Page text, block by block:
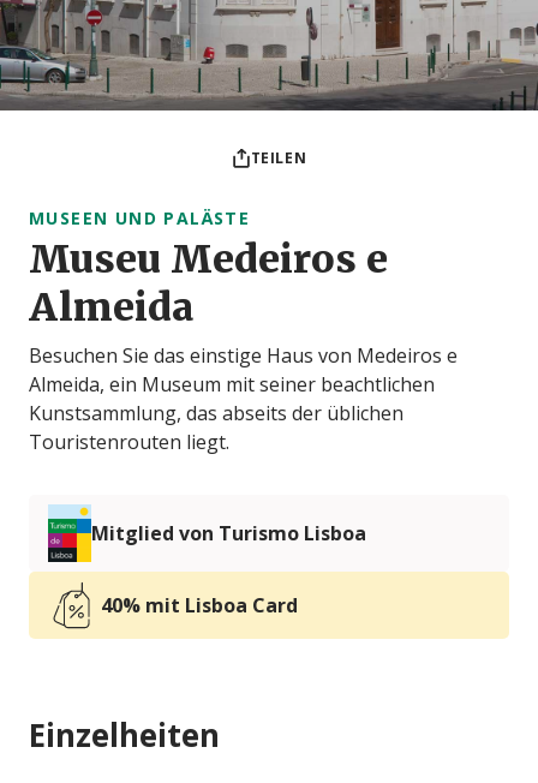
TEILEN
MUSEEN UND PALÄSTE
Museu Medeiros e
Almeida
Besuchen Sie das einstige Haus von Medeiros e
Almeida, ein Museum mit seiner beachtlichen
Kunstsammlung, das abseits der üblichen
Touristenrouten liegt.
Mitglied von Turismo Lisboa
40% mit Lisboa Card
Einzelheiten